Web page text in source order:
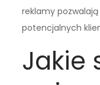
reklamy
potencjalnych
Jakie